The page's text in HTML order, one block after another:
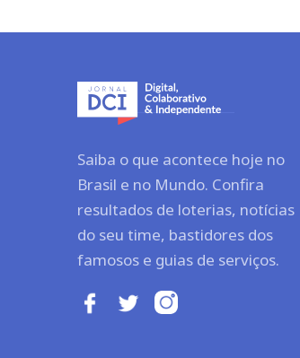
Saiba o que acontece hoje no
Brasil e no Mundo. Confira
resultados de loterias, notícias
do seu time, bastidores dos
famosos e guias de serviços.